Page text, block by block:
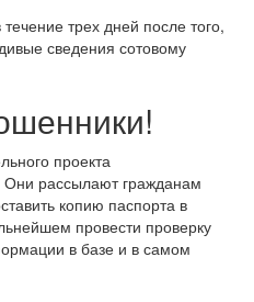
трех дней после того,
сведения сотовому
проекта
Они рассылают гражданам
копию паспорта в
провести проверку
в базе и в самом